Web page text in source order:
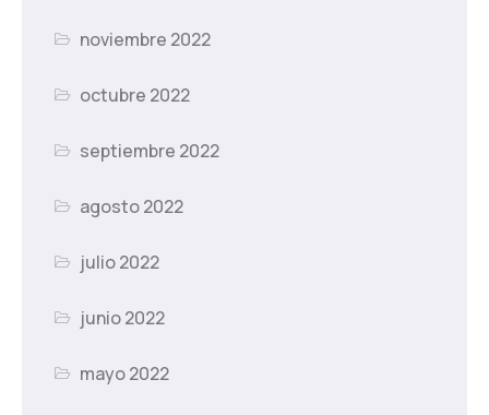
noviembre 2022
octubre 2022
septiembre 2022
agosto 2022
julio 2022
junio 2022
mayo 2022